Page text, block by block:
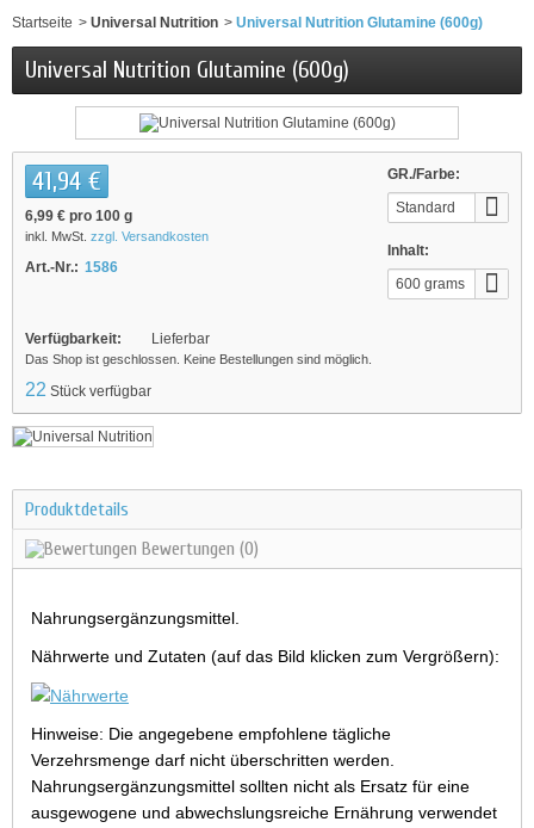
Startseite > Universal Nutrition > Universal Nutrition Glutamine (600g)
Universal Nutrition Glutamine (600g)
GR./Farbe:
Standard
Inhalt:
600 grams
41,94 €
6,99 € pro 100 g
inkl. MwSt. zzgl. Versandkosten
Art.-Nr.: 1586
Verfügbarkeit: Lieferbar
Das Shop ist geschlossen. Keine Bestellungen sind möglich.
22 Stück verfügbar
Produktdetails
Bewertungen (0)
Nahrungsergänzungsmittel.
Nährwerte und Zutaten (auf das Bild klicken zum Vergrößern):
Hinweise: Die angegebene empfohlene tägliche
Verzehrsmenge darf nicht überschritten werden.
Nahrungsergänzungsmittel sollten nicht als Ersatz für eine
ausgewogene und abwechslungsreiche Ernährung verwendet